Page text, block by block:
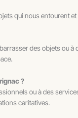
qui nous
des objets ou
?
ou à des
caritatives.